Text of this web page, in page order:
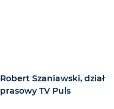
Robert Szaniawski, dział
prasowy TV Puls